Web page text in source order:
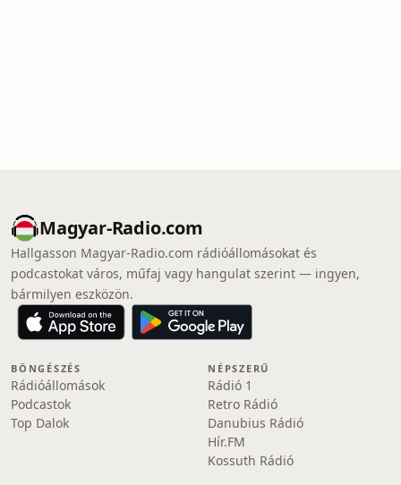
Magyar-Radio.com
Hallgasson Magyar-Radio.com rádióállomásokat és
podcastokat város, műfaj vagy hangulat szerint — ingyen,
bármilyen eszközön.
BÖNGÉSZÉS
Rádióállomások
Podcastok
Top Dalok
NÉPSZERŰ
Rádió 1
Retro Rádió
Danubius Rádió
Hír.FM
Kossuth Rádió